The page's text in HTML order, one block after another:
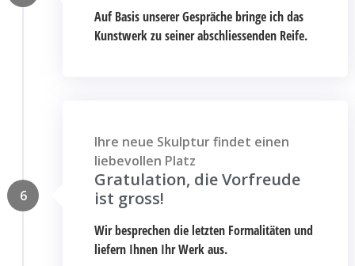
Auf Basis unserer Gespräche bringe ich das
Kunstwerk zu seiner abschliessenden Reife.
Ihre neue Skulptur findet einen
liebevollen Platz
Gratulation, die Vorfreude
ist gross!
Wir besprechen die letzten Formalitäten und
liefern Ihnen Ihr Werk aus.
6